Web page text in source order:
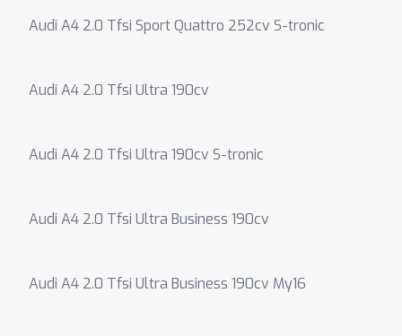
Audi A4 2.0 Tfsi Sport Quattro 252cv S-tronic
Audi A4 2.0 Tfsi Ultra 190cv
Audi A4 2.0 Tfsi Ultra 190cv S-tronic
Audi A4 2.0 Tfsi Ultra Business 190cv
Audi A4 2.0 Tfsi Ultra Business 190cv My16